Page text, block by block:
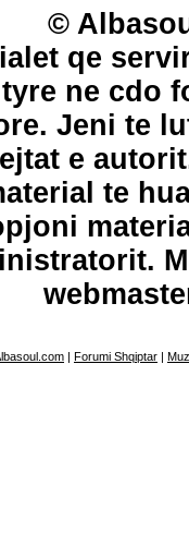
©
qe
ne cdo
Jeni te
e
te
| Forumi Shqiptar |